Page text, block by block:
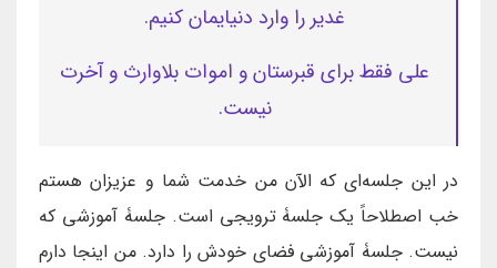
غدیر را وارد دنیایمان کنیم.
علی فقط برای قبرستان و اموات بلاوارث و آخرت
نیست.
در این جلسه‌ای که الآن من خدمت شما و عزیزان هستم
خب اصطلاحاً یک جلسۀ ترویجی است. جلسۀ آموزشی که
نیست. جلسۀ آموزشی فضای خودش را دارد. من اینجا دارم